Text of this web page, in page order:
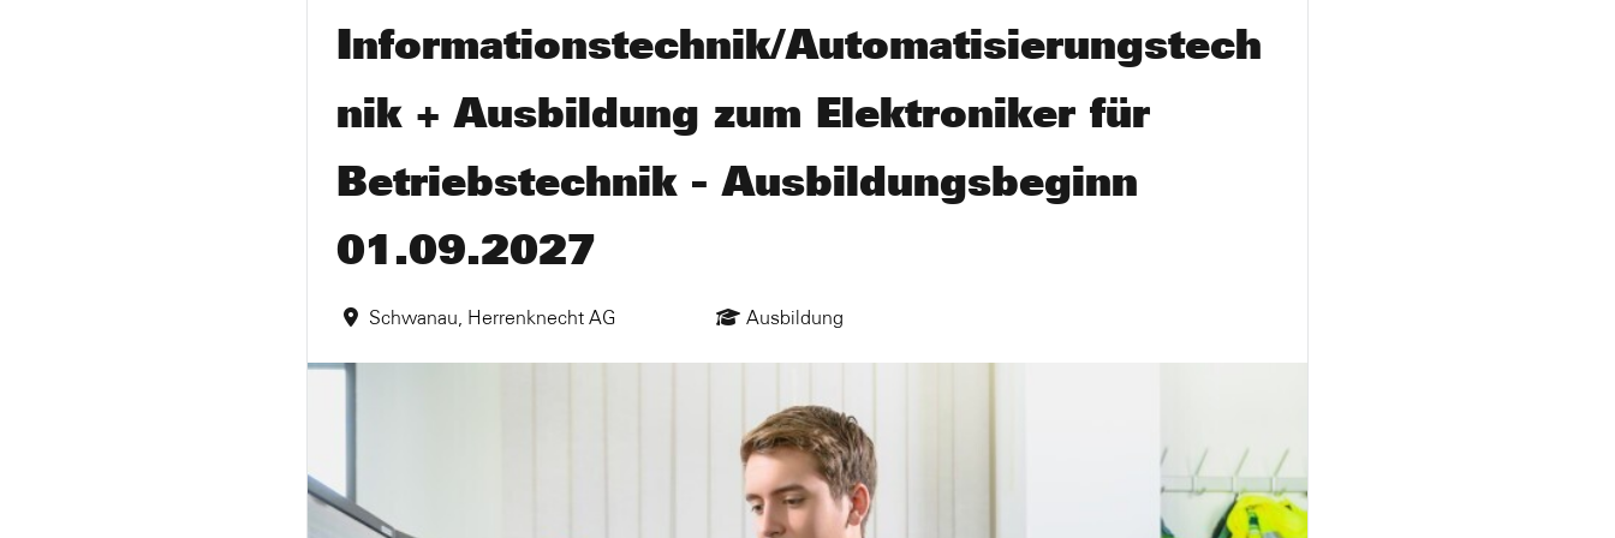
Informationstechnik/Automatisierungstech
nik + Ausbildung zum Elektroniker für
Betriebstechnik - Ausbildungsbeginn
01.09.2027
Schwanau, Herrenknecht AG Ausbildung